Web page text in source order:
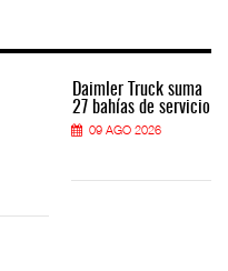
Daimler Truck suma
27 bahías de servicio
09 AGO 2026